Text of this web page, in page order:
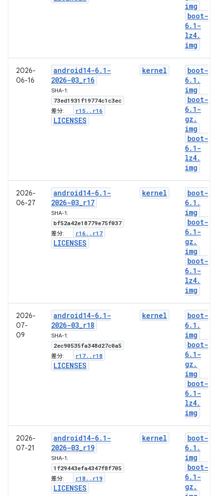
img
boot-
6. 1-
lz4.
img
2026-
06-16
android14-6. 1-
2026-03_r16
SHA-1:
73ed1931f19774c1c3ec
差分: r15 . . r16
LICENSES
kernel
boot-
6. 1 .
img
boot-
6. 1-
gz .
img
boot-
6. 1-
lz4.
img
2026-
06-27
android14-6. 1-
2026-03_r17
SHA-1:
bf52a42e18779e75f037
差分: r16 . . r17
LICENSES
kernel
boot-
6. 1 .
img
boot-
6. 1-
gz .
img
boot-
6. 1-
lz4.
img
2026-
07-
09
android14-6. 1-
2026-03_r18
SHA-1:
2ec90535fa348d27c0a5
差分: r17. . r18
LICENSES
kernel
boot-
6. 1 .
img
boot-
6. 1-
gz .
img
boot-
6. 1-
lz4.
img
2026-
07-21
android14-6. 1-
2026-03_r19
SHA-1:
1f29443efa4347f8f705
差分: r18 . . r19
LICENSES
kernel
boot-
6. 1 .
img
boot-
6. 1-
gz .